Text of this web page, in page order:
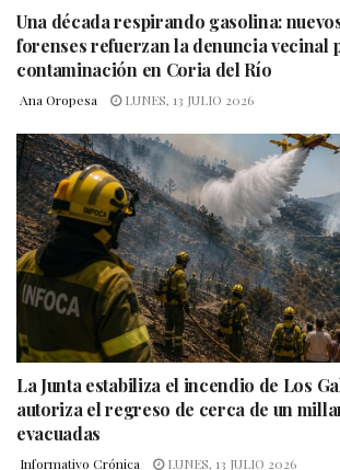
Una década respirando gasolina:
forenses refuerzan la denuncia vecinal
contaminación en Coria del Río
Ana Oropesa LUNES, 13 JULIO 2026
La Junta estabiliza el incendio de Los
autoriza el regreso de cerca de un
evacuadas
Informativo Crónica LUNES, 13 JULIO 2026